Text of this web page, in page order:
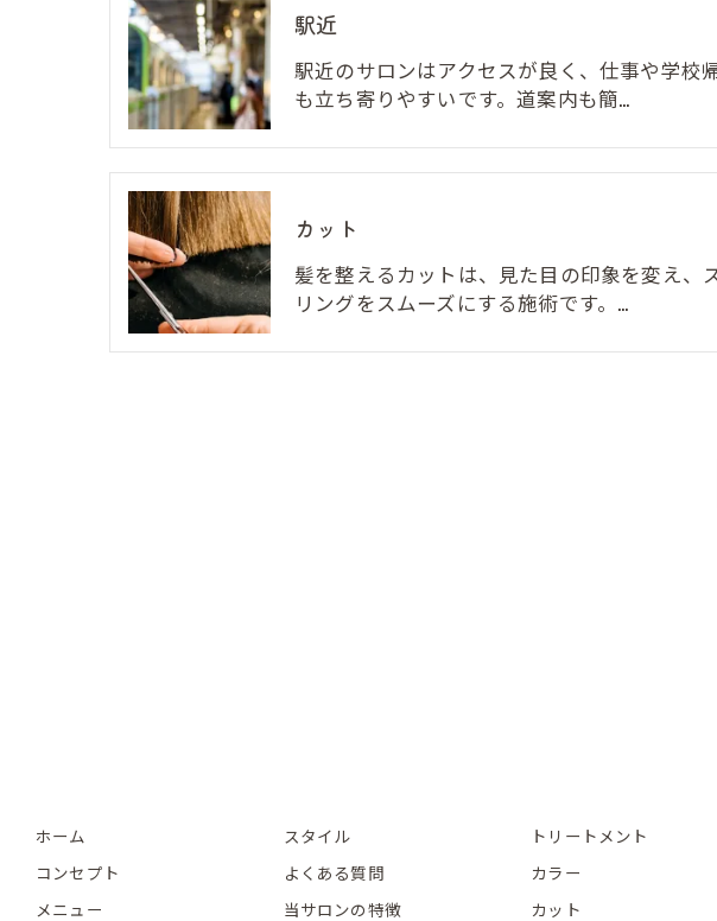
駅近
駅近のサロンはアクセスが良く、仕事や学校
も立ち寄りやすいです。道案内も簡…
カット
髪を整えるカットは、見た目の印象を変え、
リングをスムーズにする施術です。…
ホーム
コンセプト
メニュー
スタイル
よくある質問
当サロンの特徴
トリートメント
カラー
カット